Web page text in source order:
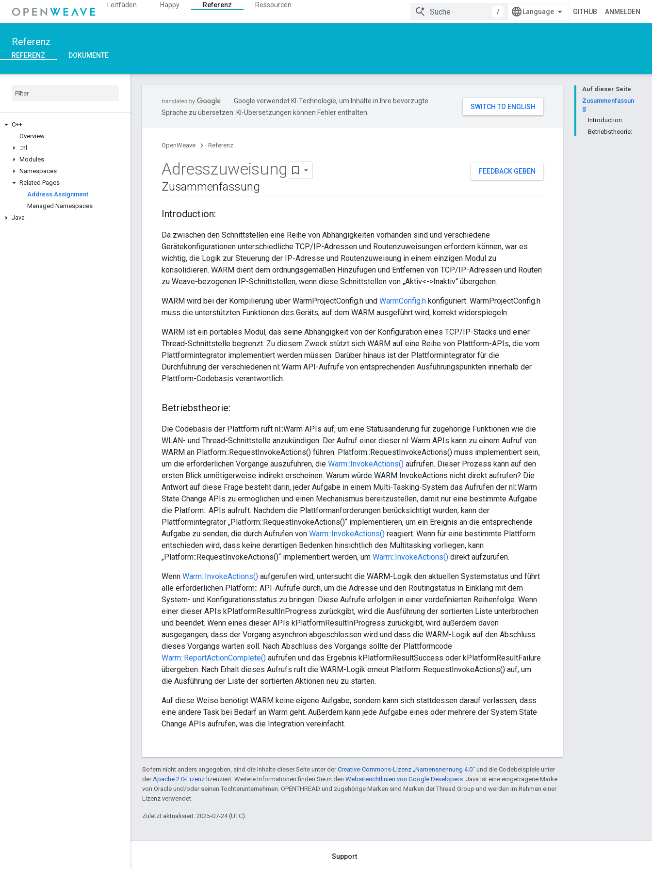
Leitfäden Happy Referenz
Ressourcen
/
GITHUB ANMELDEN
Referenz
REFERENZ DOKUMENTE
C++
Overview
::nl
Modules
Namespaces
Related Pages
Address Assignment
Managed Namespaces
Java
Auf dieser Seite
Zusammenfassun
g
Introduction:
Betriebstheorie:
Google verwendet KI-Technologie, um Inhalte in Ihre bevorzugte
Sprache zu übersetzen. KI-Übersetzungen können Fehler enthalten.
OpenWeave Referenz
FEEDBACK GEBEN
Adresszuweisung
Zusammenfassung
Introduction:
Da zwischen den Schnittstellen eine Reihe von Abhängigkeiten vorhanden sind und verschiedene
Gerätekonfigurationen unterschiedliche TCP/IP-Adressen und Routenzuweisungen erfordern können, war es
wichtig, die Logik zur Steuerung der IP-Adresse und Routenzuweisung in einem einzigen Modul zu
konsolidieren. WARM dient dem ordnungsgemäßen Hinzufügen und Entfernen von TCP/IP-Adressen und Routen
zu Weave-bezogenen IP-Schnittstellen, wenn diese Schnittstellen von „Aktiv<->Inaktiv“ übergehen.
WARM wird bei der Kompilierung über WarmProjectConfig.h und WarmConfig.h konfiguriert. WarmProjectConfig.h
muss die unterstützten Funktionen des Geräts, auf dem WARM ausgeführt wird, korrekt widerspiegeln.
WARM ist ein portables Modul, das seine Abhängigkeit von der Konfiguration eines TCP/IP-Stacks und einer
Thread-Schnittstelle begrenzt. Zu diesem Zweck stützt sich WARM auf eine Reihe von Plattform-APIs, die vom
Plattformintegrator implementiert werden müssen. Darüber hinaus ist der Plattformintegrator für die
Durchführung der verschiedenen nl::Warm API-Aufrufe von entsprechenden Ausführungspunkten innerhalb der
Plattform-Codebasis verantwortlich.
Betriebstheorie:
Die Codebasis der Plattform ruft nl::Warm APIs auf, um eine Statusänderung für zugehörige Funktionen wie die
WLAN- und Thread-Schnittstelle anzukündigen. Der Aufruf einer dieser nl::Warm APIs kann zu einem Aufruf von
WARM an Platform::RequestInvokeActions() führen. Platform::RequestInvokeActions() muss implementiert sein,
um die erforderlichen Vorgänge auszuführen, die Warm::InvokeActions() aufrufen. Dieser Prozess kann auf den
ersten Blick unnötigerweise indirekt erscheinen. Warum würde WARM InvokeActions nicht direkt aufrufen? Die
Antwort auf diese Frage besteht darin, jeder Aufgabe in einem Multi-Tasking-System das Aufrufen der nl::Warm
State Change APIs zu ermöglichen und einen Mechanismus bereitzustellen, damit nur eine bestimmte Aufgabe
die Platform:: APIs aufruft. Nachdem die Plattformanforderungen berücksichtigt wurden, kann der
Plattformintegrator „Platform::RequestInvokeActions()“ implementieren, um ein Ereignis an die entsprechende
Aufgabe zu senden, die durch Aufrufen von Warm::InvokeActions() reagiert. Wenn für eine bestimmte Plattform
entschieden wird, dass keine derartigen Bedenken hinsichtlich des Multitasking vorliegen, kann
„Platform::RequestInvokeActions()“ implementiert werden, um Warm::InvokeActions() direkt aufzurufen.
Wenn Warm::InvokeActions() aufgerufen wird, untersucht die WARM-Logik den aktuellen Systemstatus und führt
alle erforderlichen Platform:: API-Aufrufe durch, um die Adresse und den Routingstatus in Einklang mit dem
System- und Konfigurationsstatus zu bringen. Diese Aufrufe erfolgen in einer vordefinierten Reihenfolge. Wenn
einer dieser APIs kPlatformResultInProgress zurückgibt, wird die Ausführung der sortierten Liste unterbrochen
und beendet. Wenn eines dieser APIs kPlatformResultInProgress zurückgibt, wird außerdem davon
ausgegangen, dass der Vorgang asynchron abgeschlossen wird und dass die WARM-Logik auf den Abschluss
dieses Vorgangs warten soll. Nach Abschluss des Vorgangs sollte der Plattformcode
Warm::ReportActionComplete() aufrufen und das Ergebnis kPlatformResultSuccess oder kPlatformResultFailure
übergeben. Nach Erhalt dieses Aufrufs ruft die WARM-Logik erneut Platform::RequestInvokeActions() auf, um
die Ausführung der Liste der sortierten Aktionen neu zu starten.
Auf diese Weise benötigt WARM keine eigene Aufgabe, sondern kann sich stattdessen darauf verlassen, dass
eine andere Task bei Bedarf an Warm geht. Außerdem kann jede Aufgabe eines oder mehrere der System State
Change APIs aufrufen, was die Integration vereinfacht.
Sofern nicht anders angegeben, sind die Inhalte dieser Seite unter derCreative-Commons-Lizenz „Namensnennung 4.0“ und die Codebeispiele unter
derApache 2.0-Lizenz lizenziert. Weitere Informationen finden Sie in den Websiterichtlinien von Google Developers. Java ist eine eingetragene Marke
von Oracle und/oder seinen Tochterunternehmen. OPENTHREAD und zugehörige Marken sind Marken der Thread Group und werden im Rahmen einer
Lizenz verwendet.
Zuletzt aktualisiert: 2025-07-24 (UTC).
Support